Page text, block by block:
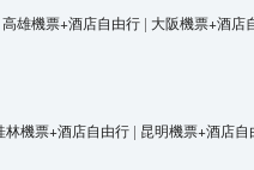
高雄機票+酒店自由行 | 大阪機票+酒店
林機票+酒店自由行 | 昆明機票+酒店自